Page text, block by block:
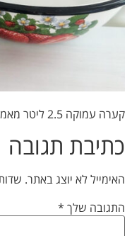
קערה עמוקה 2.5 ליטר מאמייל
כתיבת תגובה
האימייל לא יוצג באתר.
התגובה שלך*